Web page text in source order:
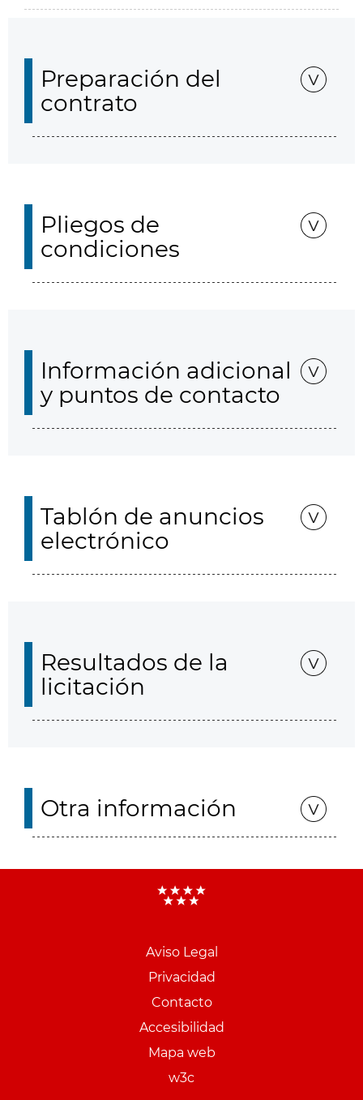
Preparación del
contrato
Pliegos de
condiciones
Información adicional
y puntos de contacto
Tablón de anuncios
electrónico
Resultados de la
licitación
Otra información
Aviso Legal
Privacidad
Contacto
Accesibilidad
Mapa web
w3c